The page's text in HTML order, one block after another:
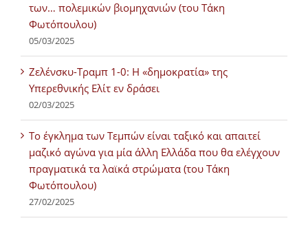
των… πολεμικών βιομηχανιών (του Τάκη
Φωτόπουλου)
05/03/2025
Ζελένσκυ-Τραμπ 1-0: Η «δημοκρατία» της
Υπερεθνικής Ελίτ εν δράσει
02/03/2025
Tο έγκλημα των Τεμπών είναι ταξικό και απαιτεί
μαζικό αγώνα για μία άλλη Ελλάδα που θα ελέγχουν
πραγματικά τα λαϊκά στρώματα (του Τάκη
Φωτόπουλου)
27/02/2025